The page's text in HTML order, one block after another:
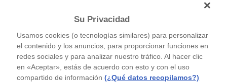
Por qué funciona:
Puedes usarlo en casa o en clase: suministros
Lo personalizas con un nombre, pegatinas o una nota
Obtienes el tamaño perfecto para pequeñas
Su Privacidad
Usamos cookies (o tecnologías similares) para personalizar
el contenido y los anuncios, para proporcionar funciones en
redes sociales y para analizar nuestro tráfico. Al hacer clic
en «Aceptar», estás de acuerdo con esto y con el uso
compartido de información(¿Qué datos recopilamos?)